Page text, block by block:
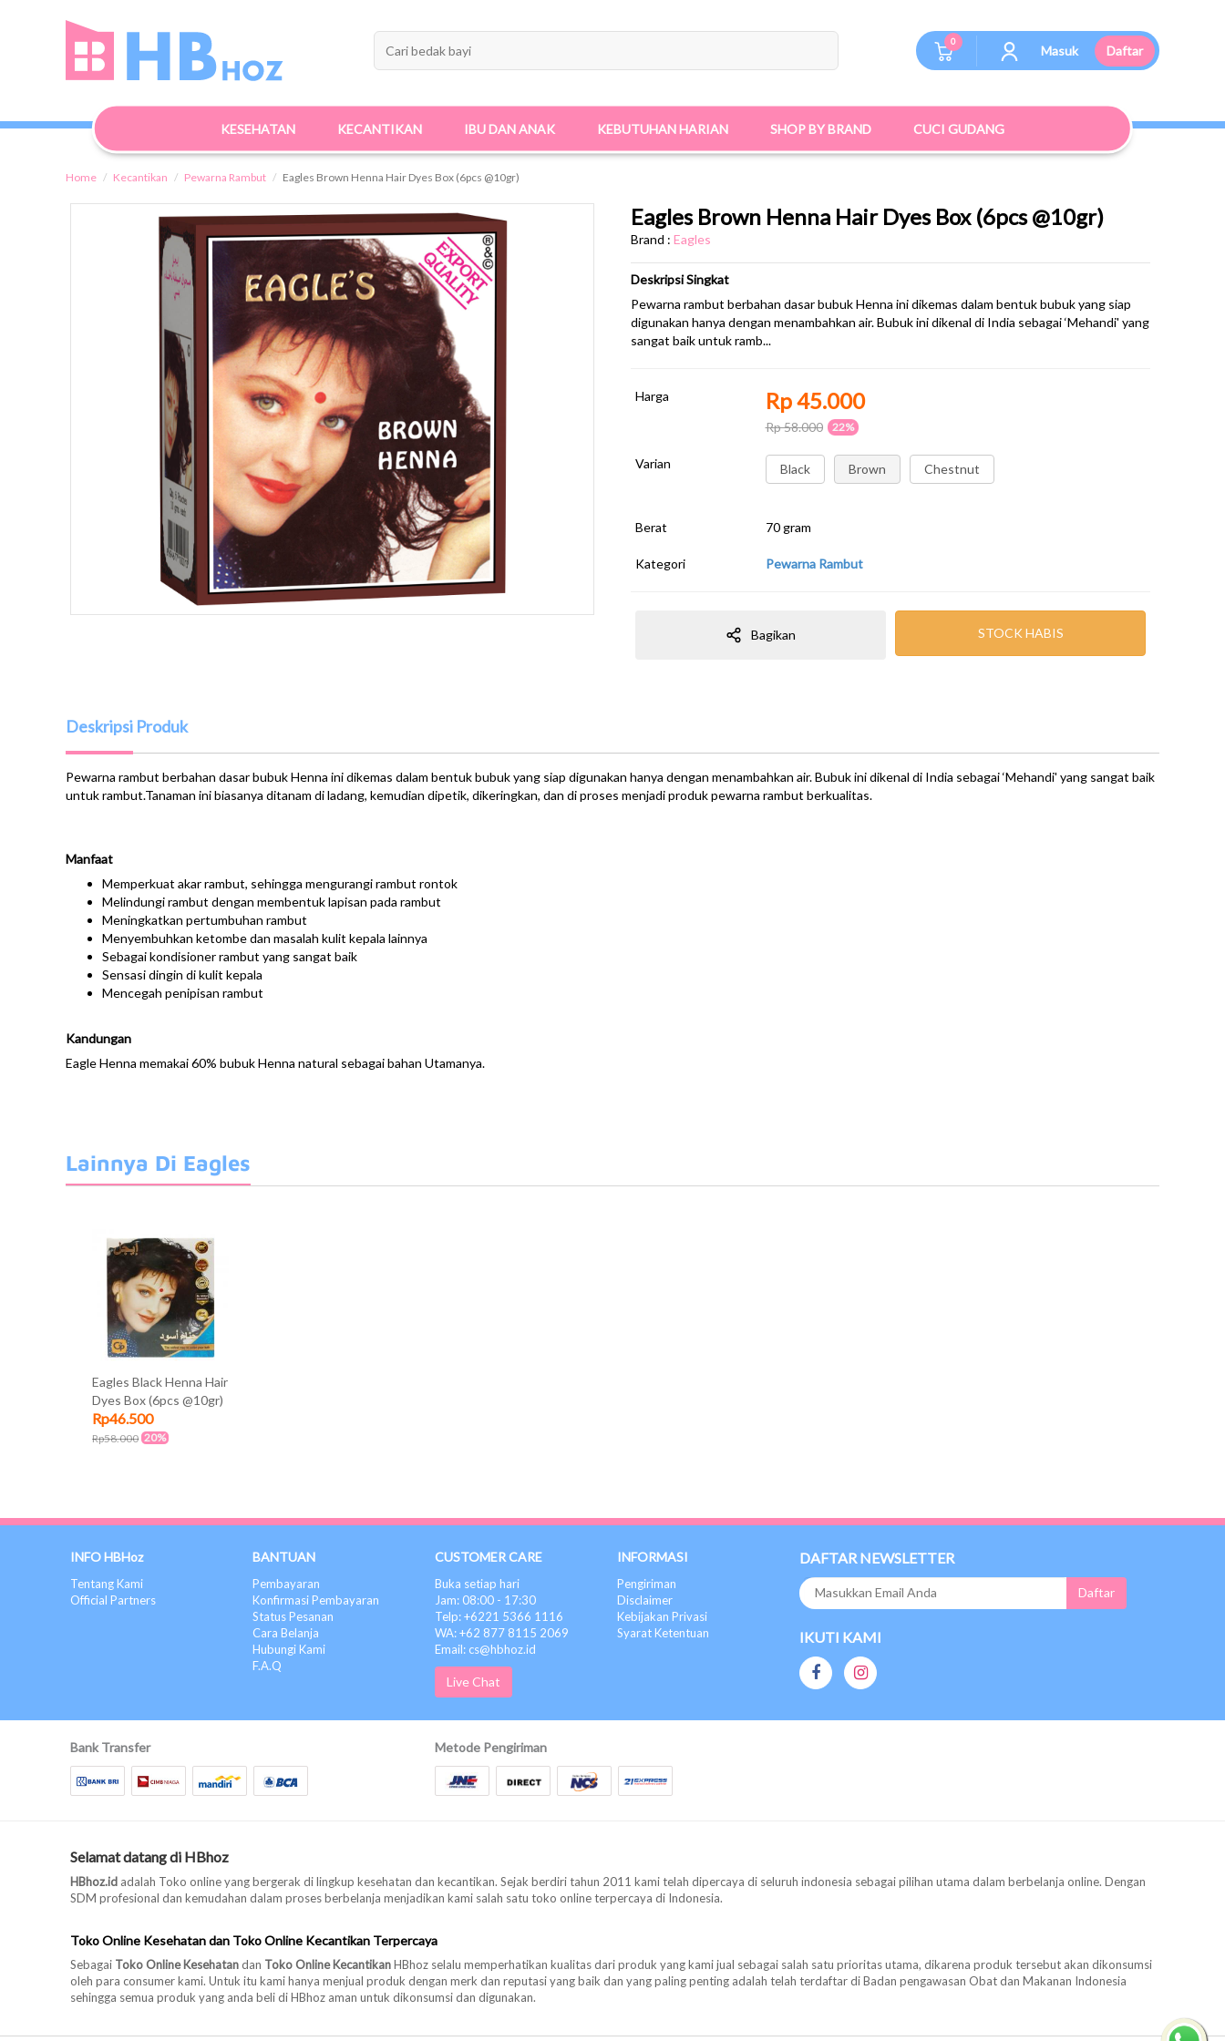
0
Masuk Daftar
KESEHATAN KECANTIKAN IBU DAN ANAK KEBUTUHAN HARIAN SHOP BY BRAND CUCI GUDANG
Home Kecantikan Pewarna Rambut Eagles Brown Henna Hair Dyes Box (6pcs @10gr)
Eagles Brown Henna Hair Dyes Box (6pcs @10gr)
Brand : Eagles
Deskripsi Singkat
​Pewarna rambut berbahan dasar bubuk Henna ini dikemas dalam bentuk bubuk yang siap
digunakan hanya dengan menambahkan air. Bubuk ini dikenal di India sebagai ‘Mehandi' yang
sangat baik untuk ramb...
Harga Rp 45.000
Rp 58.000 22%
Varian Black Brown Chestnut
Berat 70 gram
Kategori Pewarna Rambut
Bagikan STOCK HABIS
Deskripsi Produk
​Pewarna rambut berbahan dasar bubuk Henna ini dikemas dalam bentuk bubuk yang siap digunakan hanya dengan menambahkan air. Bubuk ini dikenal di India sebagai ‘Mehandi' yang sangat baik
untuk rambut.Tanaman ini biasanya ditanam di ladang, kemudian dipetik, dikeringkan, dan di proses menjadi produk pewarna rambut berkualitas.
Manfaat
​Memperkuat akar rambut, sehingga mengurangi rambut rontok
Melindungi rambut dengan membentuk lapisan pada rambut
Meningkatkan pertumbuhan rambut
Menyembuhkan ketombe dan masalah kulit kepala lainnya
Sebagai kondisioner rambut yang sangat baik
Sensasi dingin di kulit kepala
Mencegah penipisan rambut
Kandungan
Eagle Henna memakai 60% bubuk Henna natural sebagai bahan Utamanya.
Lainnya Di Eagles
Eagles Black Henna Hair
Dyes Box (6pcs @10gr)
Rp46.500
Rp58.000 20%
INFO HBHoz
Tentang Kami
Official Partners
BANTUAN
Pembayaran
Konfirmasi Pembayaran
Status Pesanan
Cara Belanja
Hubungi Kami
F.A.Q
CUSTOMER CARE
Buka setiap hari
Jam: 08:00 - 17:30
Telp: +6221 5366 1116
WA: +62 877 8115 2069
Email: cs@hbhoz.id
Live Chat
INFORMASI
Pengiriman
Disclaimer
Kebijakan Privasi
Syarat Ketentuan
DAFTAR NEWSLETTER
IKUTI KAMI
Bank Transfer Metode Pengiriman
Selamat datang di HBhoz
HBhoz.id adalah Toko online yang bergerak di lingkup kesehatan dan kecantikan. Sejak berdiri tahun 2011 kami telah dipercaya di seluruh indonesia sebagai pilihan utama dalam berbelanja online. Dengan
SDM profesional dan kemudahan dalam proses berbelanja menjadikan kami salah satu toko online terpercaya di Indonesia.
Toko Online Kesehatan dan Toko Online Kecantikan Terpercaya
Sebagai Toko Online Kesehatandan Toko Online KecantikanHBhoz selalu memperhatikan kualitas dari produk yang kami jual sebagai salah satu prioritas utama, dikarena produk tersebut akan dikonsumsi
oleh para consumer kami. Untuk itu kami hanya menjual produk dengan merk dan reputasi yang baik dan yang paling penting adalah telah terdaftar di Badan pengawasan Obat dan Makanan Indonesia
sehingga semua produk yang anda beli di HBhoz aman untuk dikonsumsi dan digunakan.